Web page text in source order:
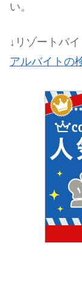
い。
↓リゾートバ
アルバイトの